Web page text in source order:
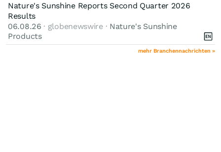
Nature's Sunshine Reports Second Quarter 2026
Results
06.08.26 · globenewswire · Nature's Sunshine
Products
mehr Branchennachrichten »